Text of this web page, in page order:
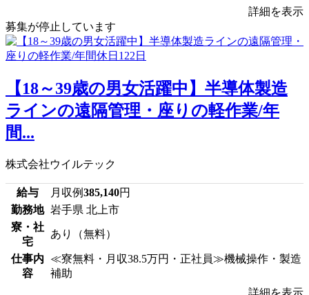
詳細を表示
募集が停止しています
【18～39歳の男女活躍中】半導体製造
ラインの遠隔管理・座りの軽作業/年
間...
株式会社ウイルテック
給与 月収例385,140円
勤務地 岩手県 北上市
寮・社
宅
あり（無料）
仕事内
容
≪寮無料・月収38.5万円・正社員≫機械操作・製造
補助
詳細を表示